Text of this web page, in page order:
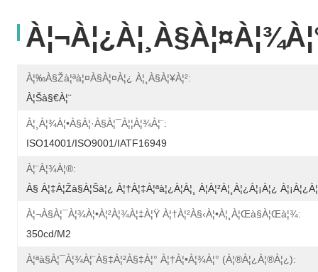
À¦‰à§Žà¦ªà¦¤à§à¦¤à¦¿ À¦¸à§à¦¥à¦²:
À¦šà§€à¦¨
À¦¸à¦¾à¦•à§à¦·à§à¦¯à¦¦à¦¾à¦¨:
ISO14001/ISO9001/IATF16949
À¦¨à¦¾à¦®:
À§­ À¦‡à¦žà§à¦šà¦¿ À¦†à¦‡à¦ªà¦¿à¦à¦¸ À¦à¦²à¦¸à¦¿à¦¡à¦¿
À¦¬à§à¦¯à¦¾à¦•à¦²à¦¾à¦‡à¦Ÿ À¦†à¦²à§‹à¦•à¦¸à¦œà§à¦œà¦¾:
350cd/m2
À¦ªà§à¦¯à¦¾à¦¨à§‡à¦²à§‡à¦° À¦†à¦•à¦¾à¦° (à¦®à¦¿à¦®à¦¿):